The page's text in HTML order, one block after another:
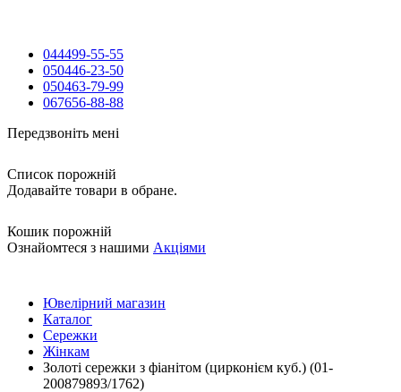
044499-55-55
050446-23-50
050463-79-99
067656-88-88
Передзвоніть мені
Список порожній
Додавайте товари в обране.
Кошик порожній
Ознайомтеся з нашими Акціями
Ювелірний магазин
Каталог
Сережки
Жінкам
Золоті сережки з фіанітом (цирконієм куб.) (01-
200879893/1762)